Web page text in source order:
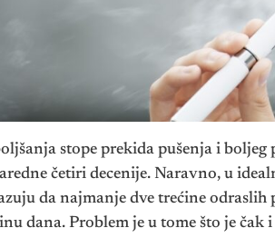
stope prekida pušenja i
četiri decenije. Naravno, u
da najmanje dve trećine odraslih
dana. Problem je u tome što je